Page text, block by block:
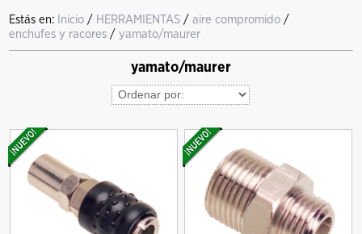
Estás en: Inicio / HERRAMIENTAS /aire compromido /
enchufes y racores /yamato/maurer
yamato/maurer